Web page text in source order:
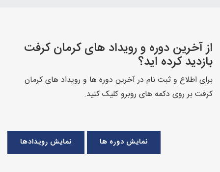
از آخرین دوره و رویداد های کرمان کرفت
بازدید کرده اید؟
برای اطلاع و ثبت نام در آخرین دوره ها و رویداد های کرمان
کرفت بر روی دکمه های روبرو کلیک کنید.
نمایش دوره ها نمایش رویدادها